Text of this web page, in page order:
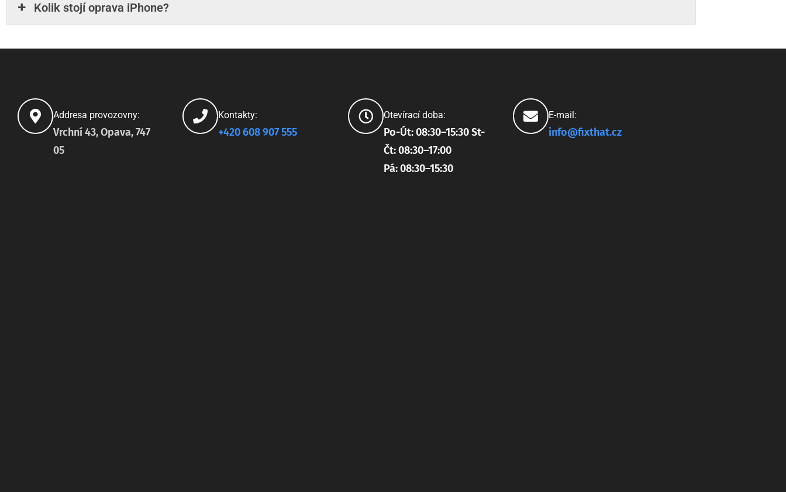
Kolik stojí oprava iPhone?
Addresa provozovny:
Vrchní 43, Opava, 747
05
Kontakty:
+420 608 907 555
Otevírací doba:
Po-Út: 08:30–15:30 St-
Čt: 08:30–17:00
Pá: 08:30–15:30
E-mail:
info@fixthat.cz